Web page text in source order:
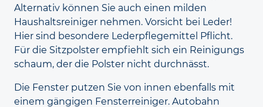
Alternativ können Sie auch einen milden
Haushaltsreiniger nehmen. Vorsicht bei Leder!
Hier sind besondere Lederpflegemittel Pflicht.
Für die Sitzpolster empfiehlt sich ein Reinigungs
schaum, der die Polster nicht durchnässt.
Die Fenster putzen Sie von innen ebenfalls mit
einem gängigen Fensterreiniger. Autobahn